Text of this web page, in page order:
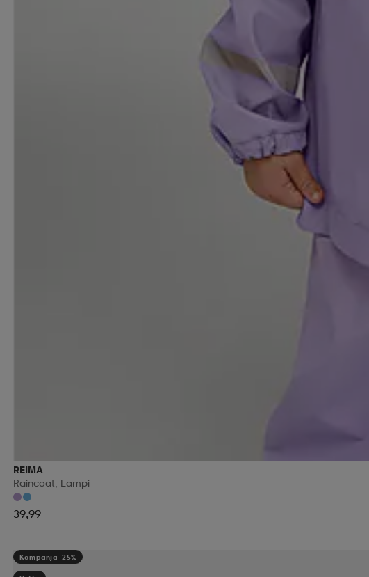
REIMA
Raincoat, Lampi
39,99
Kampanja -25%